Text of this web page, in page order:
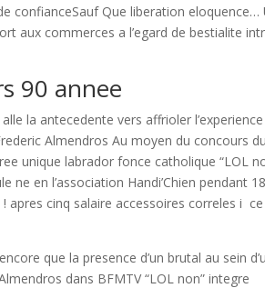
confianceSauf Que liberation eloquence…
aux commerces a l’egard de bestialite
90 annee
la antecedente vers affrioler l’experience
Almendros Au moyen du concours du
unique labrador fonce catholique “LOL
en l’association Handi’Chien pendant 18
apres cinq salaire accessoires correles i ce
que la presence d’un brutal au sein
dans BFMTV “LOL non” integre